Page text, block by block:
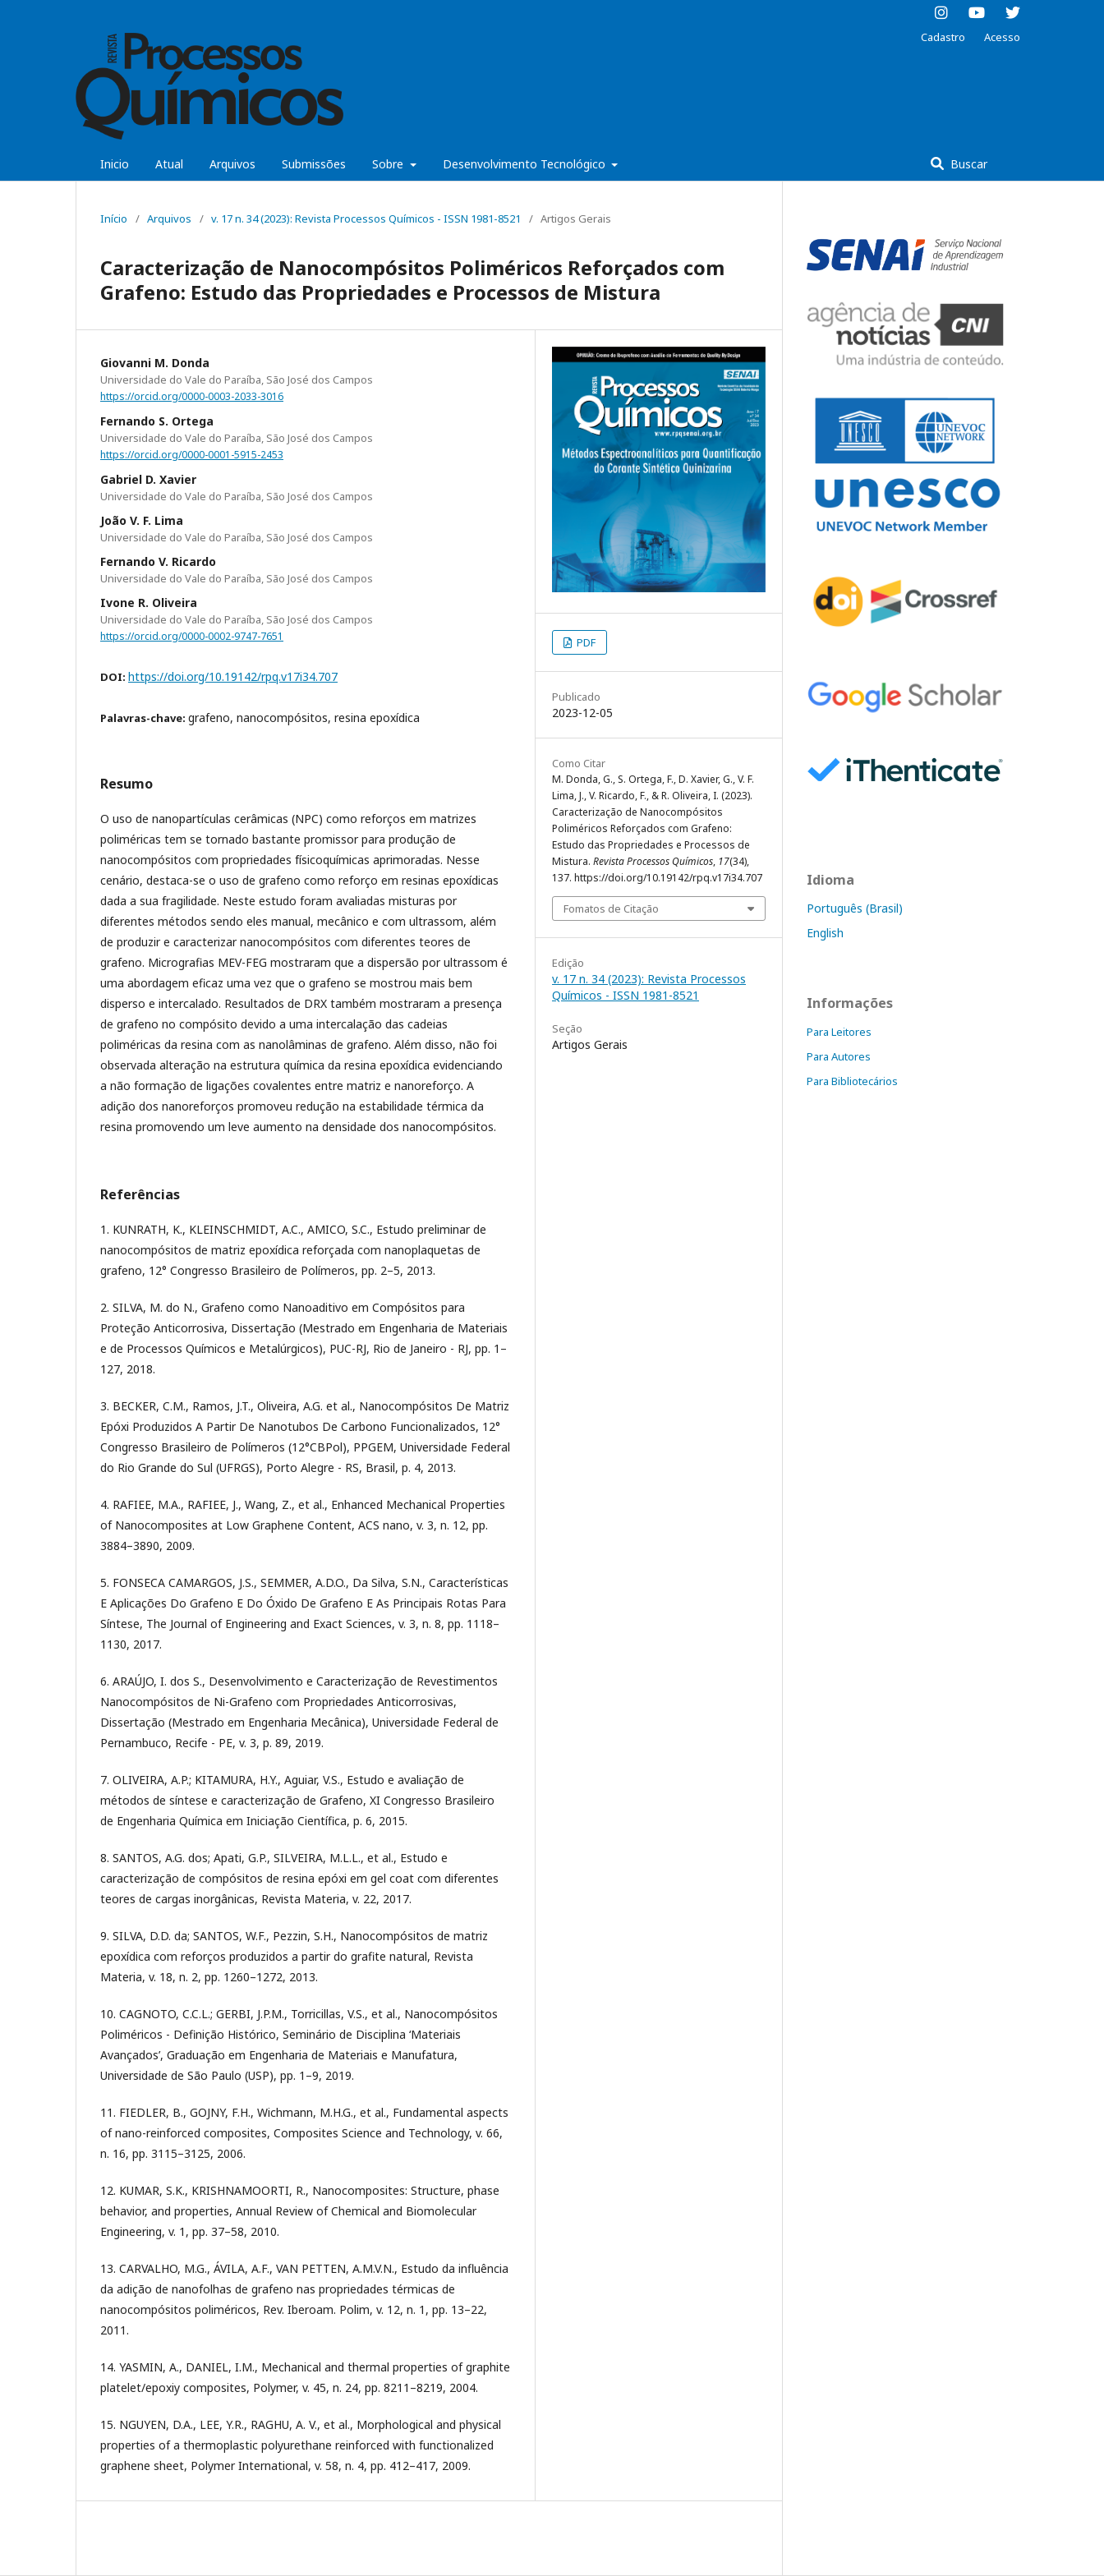
Inicio Atual Arquivos Submissões Sobre Desenvolvimento Tecnológico Buscar
Cadastro Acesso
Início / Arquivos / v. 17 n. 34 (2023): Revista Processos Químicos - ISSN 1981-8521 / Artigos Gerais
Caracterização de Nanocompósitos Poliméricos Reforçados com
Grafeno: Estudo das Propriedades e Processos de Mistura
Giovanni M. Donda
Universidade do Vale do Paraíba, São José dos Campos
https://orcid.org/0000-0003-2033-3016
Fernando S. Ortega
Universidade do Vale do Paraíba, São José dos Campos
https://orcid.org/0000-0001-5915-2453
Gabriel D. Xavier
Universidade do Vale do Paraíba, São José dos Campos
João V. F. Lima
Universidade do Vale do Paraíba, São José dos Campos
Fernando V. Ricardo
Universidade do Vale do Paraíba, São José dos Campos
Ivone R. Oliveira
Universidade do Vale do Paraíba, São José dos Campos
https://orcid.org/0000-0002-9747-7651
DOI: https://doi.org/10.19142/rpq.v17i34.707
Palavras-chave: grafeno, nanocompósitos, resina epoxídica
Resumo
O uso de nanopartículas cerâmicas (NPC) como reforços em matrizes
poliméricas tem se tornado bastante promissor para produção de
nanocompósitos com propriedades físicoquímicas aprimoradas. Nesse
cenário, destaca-se o uso de grafeno como reforço em resinas epoxídicas
dada a sua fragilidade. Neste estudo foram avaliadas misturas por
diferentes métodos sendo eles manual, mecânico e com ultrassom, além
de produzir e caracterizar nanocompósitos com diferentes teores de
grafeno. Micrografias MEV-FEG mostraram que a dispersão por ultrassom é
uma abordagem eficaz uma vez que o grafeno se mostrou mais bem
disperso e intercalado. Resultados de DRX também mostraram a presença
de grafeno no compósito devido a uma intercalação das cadeias
poliméricas da resina com as nanolâminas de grafeno. Além disso, não foi
observada alteração na estrutura química da resina epoxídica evidenciando
a não formação de ligações covalentes entre matriz e nanoreforço. A
adição dos nanoreforços promoveu redução na estabilidade térmica da
resina promovendo um leve aumento na densidade dos nanocompósitos.
Referências
1. KUNRATH, K., KLEINSCHMIDT, A.C., AMICO, S.C., Estudo preliminar de
nanocompósitos de matriz epoxídica reforçada com nanoplaquetas de
grafeno, 12° Congresso Brasileiro de Polímeros, pp. 2–5, 2013.
2. SILVA, M. do N., Grafeno como Nanoaditivo em Compósitos para
Proteção Anticorrosiva, Dissertação (Mestrado em Engenharia de Materiais
e de Processos Químicos e Metalúrgicos), PUC-RJ, Rio de Janeiro - RJ, pp. 1–
127, 2018.
3. BECKER, C.M., Ramos, J.T., Oliveira, A.G. et al., Nanocompósitos De Matriz
Epóxi Produzidos A Partir De Nanotubos De Carbono Funcionalizados, 12°
Congresso Brasileiro de Polímeros (12°CBPol), PPGEM, Universidade Federal
do Rio Grande do Sul (UFRGS), Porto Alegre - RS, Brasil, p. 4, 2013.
4. RAFIEE, M.A., RAFIEE, J., Wang, Z., et al., Enhanced Mechanical Properties
of Nanocomposites at Low Graphene Content, ACS nano, v. 3, n. 12, pp.
3884–3890, 2009.
5. FONSECA CAMARGOS, J.S., SEMMER, A.D.O., Da Silva, S.N., Características
E Aplicações Do Grafeno E Do Óxido De Grafeno E As Principais Rotas Para
Síntese, The Journal of Engineering and Exact Sciences, v. 3, n. 8, pp. 1118–
1130, 2017.
6. ARAÚJO, I. dos S., Desenvolvimento e Caracterização de Revestimentos
Nanocompósitos de Ni-Grafeno com Propriedades Anticorrosivas,
Dissertação (Mestrado em Engenharia Mecânica), Universidade Federal de
Pernambuco, Recife - PE, v. 3, p. 89, 2019.
7. OLIVEIRA, A.P.; KITAMURA, H.Y., Aguiar, V.S., Estudo e avaliação de
métodos de síntese e caracterização de Grafeno, XI Congresso Brasileiro
de Engenharia Química em Iniciação Científica, p. 6, 2015.
8. SANTOS, A.G. dos; Apati, G.P., SILVEIRA, M.L.L., et al., Estudo e
caracterização de compósitos de resina epóxi em gel coat com diferentes
teores de cargas inorgânicas, Revista Materia, v. 22, 2017.
9. SILVA, D.D. da; SANTOS, W.F., Pezzin, S.H., Nanocompósitos de matriz
epoxídica com reforços produzidos a partir do grafite natural, Revista
Materia, v. 18, n. 2, pp. 1260–1272, 2013.
10. CAGNOTO, C.C.L.; GERBI, J.P.M., Torricillas, V.S., et al., Nanocompósitos
Poliméricos - Definição Histórico, Seminário de Disciplina ‘Materiais
Avançados’, Graduação em Engenharia de Materiais e Manufatura,
Universidade de São Paulo (USP), pp. 1–9, 2019.
11. FIEDLER, B., GOJNY, F.H., Wichmann, M.H.G., et al., Fundamental aspects
of nano-reinforced composites, Composites Science and Technology, v. 66,
n. 16, pp. 3115–3125, 2006.
12. KUMAR, S.K., KRISHNAMOORTI, R., Nanocomposites: Structure, phase
behavior, and properties, Annual Review of Chemical and Biomolecular
Engineering, v. 1, pp. 37–58, 2010.
13. CARVALHO, M.G., ÁVILA, A.F., VAN PETTEN, A.M.V.N., Estudo da influência
da adição de nanofolhas de grafeno nas propriedades térmicas de
nanocompósitos poliméricos, Rev. Iberoam. Polim, v. 12, n. 1, pp. 13–22,
2011.
14. YASMIN, A., DANIEL, I.M., Mechanical and thermal properties of graphite
platelet/epoxiy composites, Polymer, v. 45, n. 24, pp. 8211–8219, 2004.
15. NGUYEN, D.A., LEE, Y.R., RAGHU, A. V., et al., Morphological and physical
properties of a thermoplastic polyurethane reinforced with functionalized
graphene sheet, Polymer International, v. 58, n. 4, pp. 412–417, 2009.
PDF
Publicado
2023-12-05
Como Citar
M. Donda, G., S. Ortega, F., D. Xavier, G., V. F.
Lima, J., V. Ricardo, F., & R. Oliveira, I. (2023).
Caracterização de Nanocompósitos
Poliméricos Reforçados com Grafeno:
Estudo das Propriedades e Processos de
Mistura. Revista Processos Químicos, 17(34),
137. https://doi.org/10.19142/rpq.v17i34.707
Fomatos de Citação
Edição
v. 17 n. 34 (2023): Revista Processos
Químicos - ISSN 1981-8521
Seção
Artigos Gerais
Idioma
Português (Brasil)
English
Informações
Para Leitores
Para Autores
Para Bibliotecários